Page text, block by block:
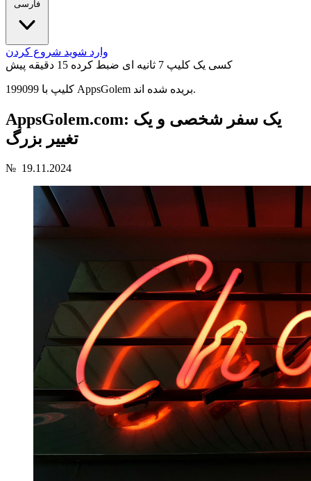
فارسی
وارد شوید شروع کردن
کسی یک کلیپ 7 ثانیه ای ضبط کرده
15 دقیقه پیش
199099 کلیپ با AppsGolem بریده شده اند.
AppsGolem.com: یک سفر شخصی و یک
تغییر بزرگ
№ 19.11.2024